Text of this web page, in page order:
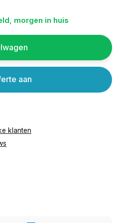
morgen in huis
aan
klanten